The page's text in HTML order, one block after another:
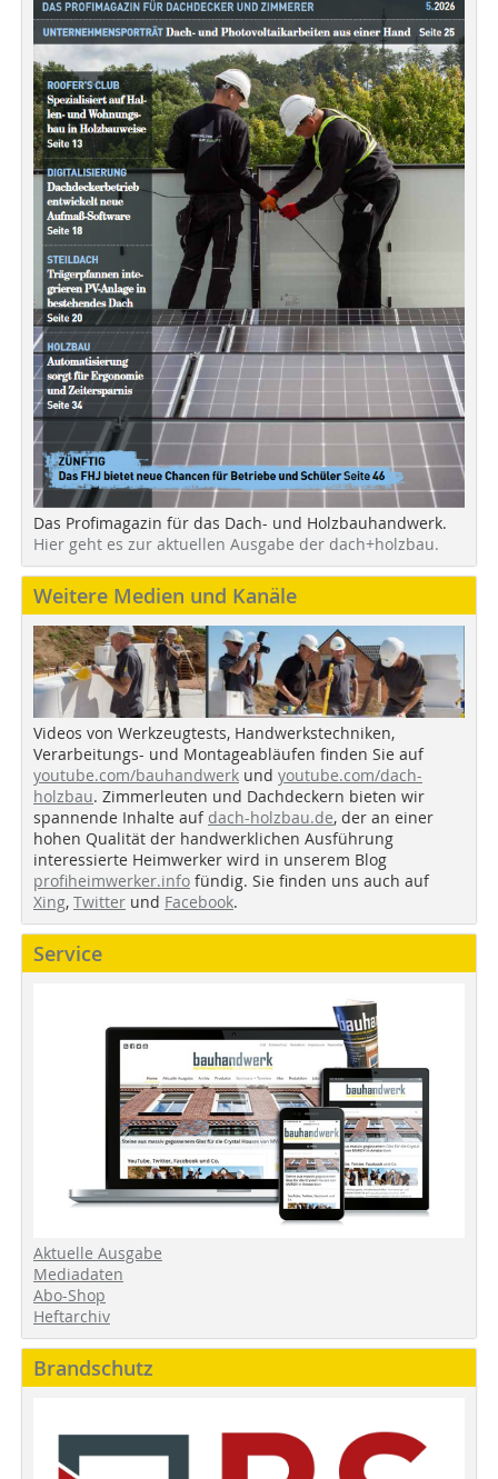
Das Profimagazin für das Dach- und Holzbauhandwerk.
Hier geht es zur aktuellen Ausgabe der dach+holzbau.
Weitere Medien und Kanäle
Videos von Werkzeugtests, Handwerkstechniken,
Verarbeitungs- und Montageabläufen finden Sie auf
youtube.com/bauhandwerk und youtube.com/dach-
holzbau. Zimmerleuten und Dachdeckern bieten wir
spannende Inhalte auf dach-holzbau.de, der an einer
hohen Qualität der handwerklichen Ausführung
interessierte Heimwerker wird in unserem Blog
profiheimwerker.info fündig. Sie finden uns auch auf
Xing, Twitter und Facebook.
Service
Aktuelle Ausgabe
Mediadaten
Abo-Shop
Heftarchiv
Brandschutz